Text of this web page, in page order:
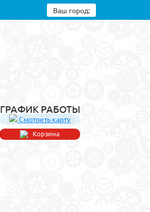
Ваш город:
ГРАФИК РАБОТЫ
Смотреть карту
Корзина